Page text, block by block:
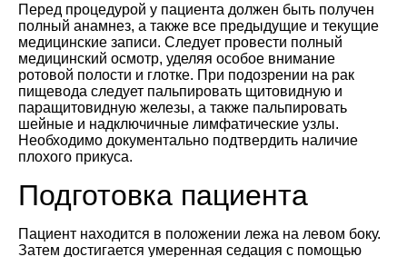
Перед процедурой у пациента должен быть получен
полный анамнез, а также все предыдущие и текущие
медицинские записи. Следует провести полный
медицинский осмотр, уделяя особое внимание
ротовой полости и глотке. При подозрении на рак
пищевода следует пальпировать щитовидную и
паращитовидную железы, а также пальпировать
шейные и надключичные лимфатические узлы.
Необходимо документально подтвердить наличие
плохого прикуса.
Подготовка пациента
Пациент находится в положении лежа на левом боку.
Затем достигается умеренная седация с помощью